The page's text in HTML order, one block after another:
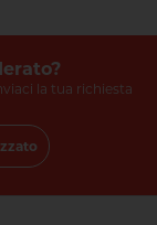
la tua richiesta